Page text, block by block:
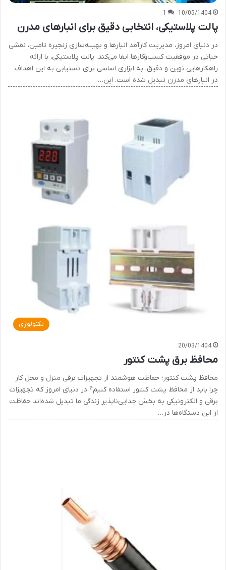
10/05/1404
1
پالت پلاستیکی، انتخابی دقیق برای انبارهای مدرن
در دنیای امروز، مدیریت کارآمد انبارها و بهینه‌سازی زنجیره تامین، نقشی
حیاتی در موفقیت کسب‌وکارها ایفا می‌کند. پالت پلاستیکی، با ارائه
راهکارهایی نوین و دقیق، به ابزاری اساسی برای دستیابی به این اهداف
در انبارهای مدرن تبدیل شده است. این…
تکنولوژی
20/03/1404
محافظ برق پشت کنتور
محافظ پشت کنتور؛ حفاظت هوشمند از تجهیزات برقی منزل و محل کار
چرا باید از محافظ پشت کنتور استفاده کنیم؟ در دنیای امروز که تجهیزات
برقی و الکترونیکی به بخش جدایی‌ناپذیر زندگی ما تبدیل شده‌اند حفاظت
از این دستگاه‌ها در…